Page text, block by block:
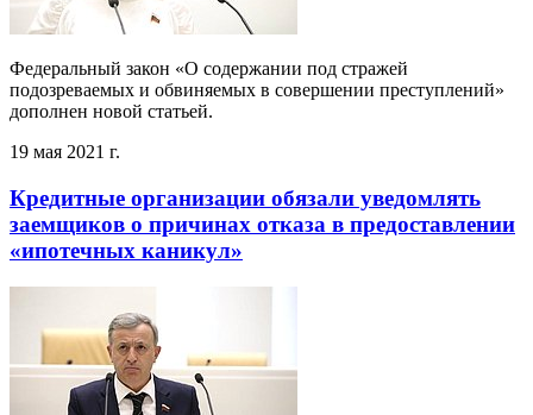
Федеральный закон «О содержании под стражей
подозреваемых и обвиняемых в совершении преступлений»
дополнен новой статьей.
19 мая 2021 г.
Кредитные организации обязали уведомлять
заемщиков о причинах отказа в предоставлении
«ипотечных каникул»